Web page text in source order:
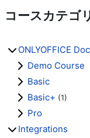
コースカテゴ
ONLYOFFICE
Demo Course
Basic
Basic+ (1)
Pro
Integrations